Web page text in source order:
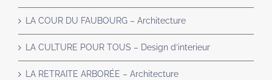
LA COUR DU FAUBOURG – Architecture
LA CULTURE POUR TOUS – Design d’interieur
LA RETRAITE ARBORÉE – Architecture